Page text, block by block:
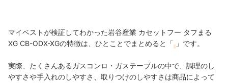
マイベストが検証してわかった岩谷産業 カセットフー タフまる
XG CB-ODX-XGの特徴は、ひとことでまとめると「 」です。
実際、たくさんあるガスコンロ・ガステーブルの中で、調理のし
やすさや手入れのしやすさ、取りつけのしやすさは商品によって